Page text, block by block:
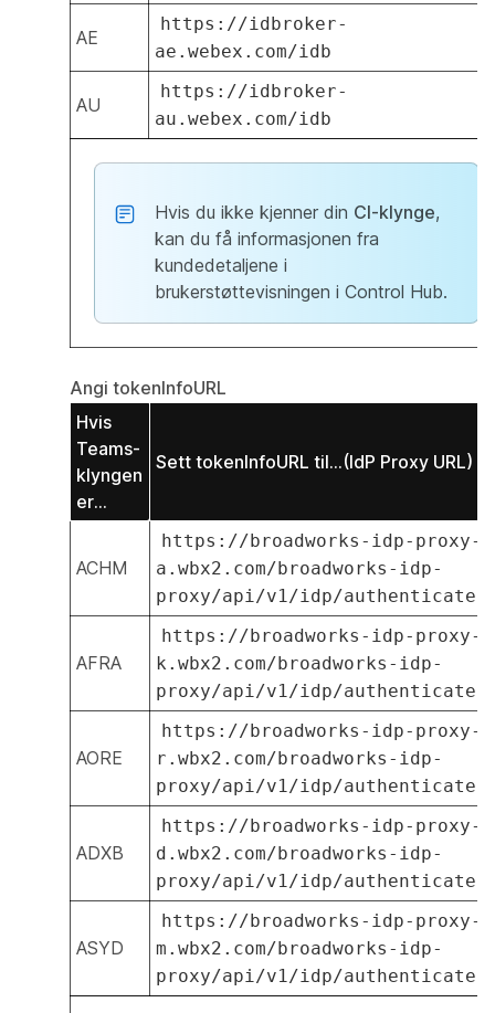
AE
https://idbroker-
ae.webex.com/idb
AU
https://idbroker-
au.webex.com/idb
Hvis du ikke kjenner din CI-klynge,
kan du få informasjonen fra
kundedetaljene i
brukerstøttevisningen i Control Hub.
Angi tokenInfoURL
Hvis
Teams-
klyngen
er...
Sett tokenInfoURL til...(IdP Proxy URL)
ACHM
https://broadworks-idp-proxy-
a.wbx2.com/broadworks-idp-
proxy/api/v1/idp/authenticate
AFRA
https://broadworks-idp-proxy-
k.wbx2.com/broadworks-idp-
proxy/api/v1/idp/authenticate
AORE
https://broadworks-idp-proxy-
r.wbx2.com/broadworks-idp-
proxy/api/v1/idp/authenticate
ADXB
https://broadworks-idp-proxy-
d.wbx2.com/broadworks-idp-
proxy/api/v1/idp/authenticate
ASYD
https://broadworks-idp-proxy-
m.wbx2.com/broadworks-idp-
proxy/api/v1/idp/authenticate